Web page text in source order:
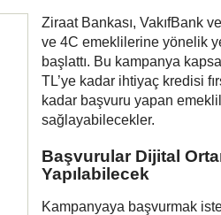
Ziraat Bankası, VakıfBank
ve 4C emeklilerine yönelik
başlattı. Bu kampanya
TL’ye kadar ihtiyaç kredisi
kadar başvuru yapan
sağlayabilecekler.
Başvurular Dijital
Yapılabilecek
Kampanyaya başvurmak